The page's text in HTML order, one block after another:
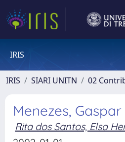
IRIS
IRIS SIARI UNITN 02
Menezes,
Rita dos Santos, Elsa